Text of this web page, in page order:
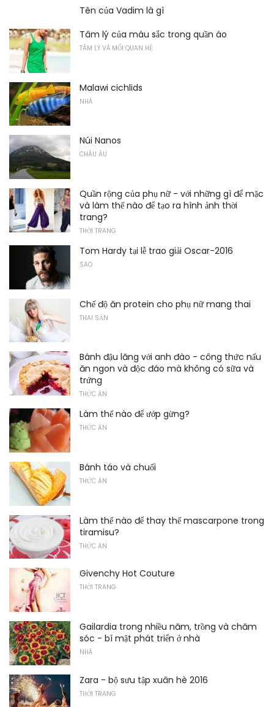
Tên của Vadim là gì
Tâm lý của màu sắc trong quần áo
TÂM LÝ VÀ MỐI QUAN HỆ
Malawi cichlids
NHÀ
Núi Nanos
CHÂU ÂU
Quần rộng của phụ nữ - với những gì để mặc
và làm thế nào để tạo ra hình ảnh thời
trang?
THỜI TRANG
Tom Hardy tại lễ trao giải Oscar-2016
SAO
Chế độ ăn protein cho phụ nữ mang thai
THAI SẢN
Bánh đậu lăng với anh đào - công thức nấu
ăn ngon và độc đáo mà không có sữa và
trứng
THỨC ĂN
Làm thế nào để ướp gừng?
THỨC ĂN
Bánh táo và chuối
THỨC ĂN
Làm thế nào để thay thế mascarpone trong
tiramisu?
THỨC ĂN
Givenchy Hot Couture
THỜI TRANG
Gailardia trong nhiều năm, trồng và chăm
sóc - bí mật phát triển ở nhà
NHÀ
Zara - bộ sưu tập xuân hè 2016
THỜI TRANG